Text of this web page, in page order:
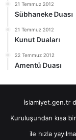
21 Temmuz 2012
Sübhaneke Duası
21 Temmuz 2012
Kunut Duaları
22 Temmuz 2012
Amentü Duası
İslamiyet.gen.tr
Kuruluşundan kısa
ile hızla